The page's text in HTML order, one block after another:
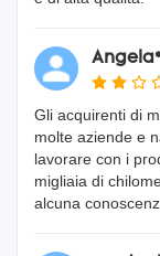
Gli acquirenti di
molte aziende e
lavorare con i
migliaia di
alcuna